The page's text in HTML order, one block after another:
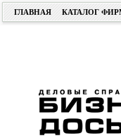
ГЛАВНАЯ КАТАЛОГ